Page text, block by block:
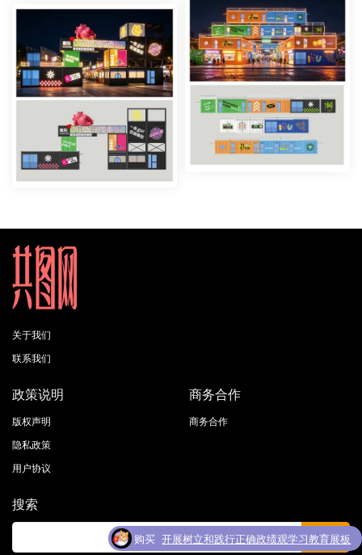
关于我们
联系我们
政策说明
版权声明
隐私政策
用户协议
商务合作
商务合作
搜索
购买 开展树立和践行正确政绩观学习教育展板